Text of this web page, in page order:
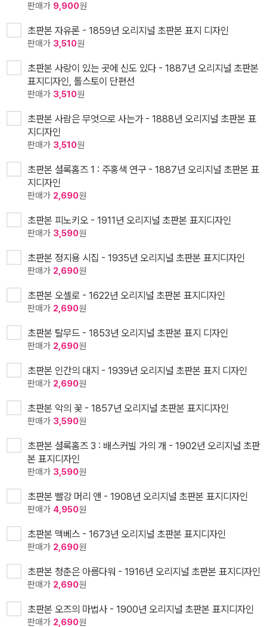
판매가 9,900원
초판본 자유론 - 1859년 오리지널 초판본 표지 디자인
판매가 3,510원
초판본 사랑이 있는 곳에 신도 있다 - 1887년 오리지널 초판본
표지디자인, 톨스토이 단편선
판매가 3,510원
초판본 사람은 무엇으로 사는가 - 1888년 오리지널 초판본 표
지디자인
판매가 3,510원
초판본 셜록홈즈 1 : 주홍색 연구 - 1887년 오리지널 초판본 표
지디자인
판매가 2,690원
초판본 피노키오 - 1911년 오리지널 초판본 표지디자인
판매가 3,590원
초판본 정지용 시집 - 1935년 오리지널 초판본 표지디자인
판매가 2,690원
초판본 오셀로 - 1622년 오리지널 초판본 표지디자인
판매가 2,690원
초판본 탈무드 - 1853년 오리지널 초판본 표지 디자인
판매가 2,690원
초판본 인간의 대지 - 1939년 오리지널 초판본 표지 디자인
판매가 2,690원
초판본 악의 꽃 - 1857년 오리지널 초판본 표지디자인
판매가 3,590원
초판본 셜록홈즈 3 : 배스커빌 가의 개 - 1902년 오리지널 초판
본 표지디자인
판매가 3,590원
초판본 빨강 머리 앤 - 1908년 오리지널 초판본 표지디자인
판매가 4,950원
초판본 맥베스 - 1673년 오리지널 초판본 표지디자인
판매가 2,690원
초판본 청춘은 아름다워 - 1916년 오리지널 초판본 표지디자인
판매가 2,690원
초판본 오즈의 마법사 - 1900년 오리지널 초판본 표지디자인
판매가 2,690원